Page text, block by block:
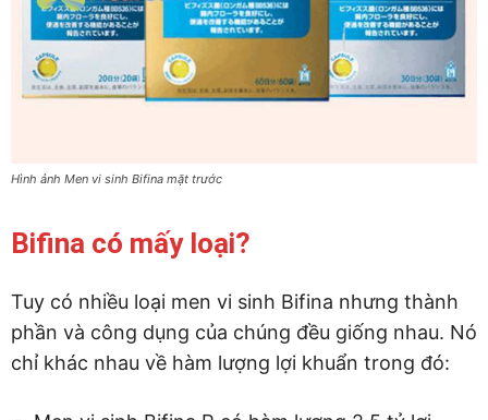
Hình ảnh Men vi sinh Bifina mặt trước
Bifina có mấy loại?
Tuy có nhiều loại men vi sinh Bifina nhưng thành
phần và công dụng của chúng đều giống nhau. Nó
chỉ khác nhau về hàm lượng lợi khuẩn trong đó: